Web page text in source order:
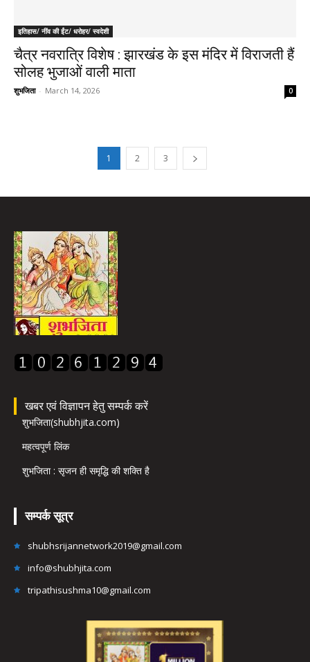
इतिहास/ नींव की ईंट/ धरोहर/ स्वदेशी
चैत्र नवरात्रि विशेष : झारखंड के इस मंदिर में विराजती हैं
सोलह भुजाओं वाली माता
शुभजिता - March 14, 2026 0
1 2 3
खबर एवं विज्ञापन हेतु सम्पर्क करें
शुभजिता(shubhjita.com)
महत्वपूर्ण लिंक
शुभजिता : सृजन ही समृद्धि की शक्ति है
सम्पर्क सूत्र
shubhsrijannetwork2019@gmail.com
info@shubhjita.com
tripathisushma10@gmail.com